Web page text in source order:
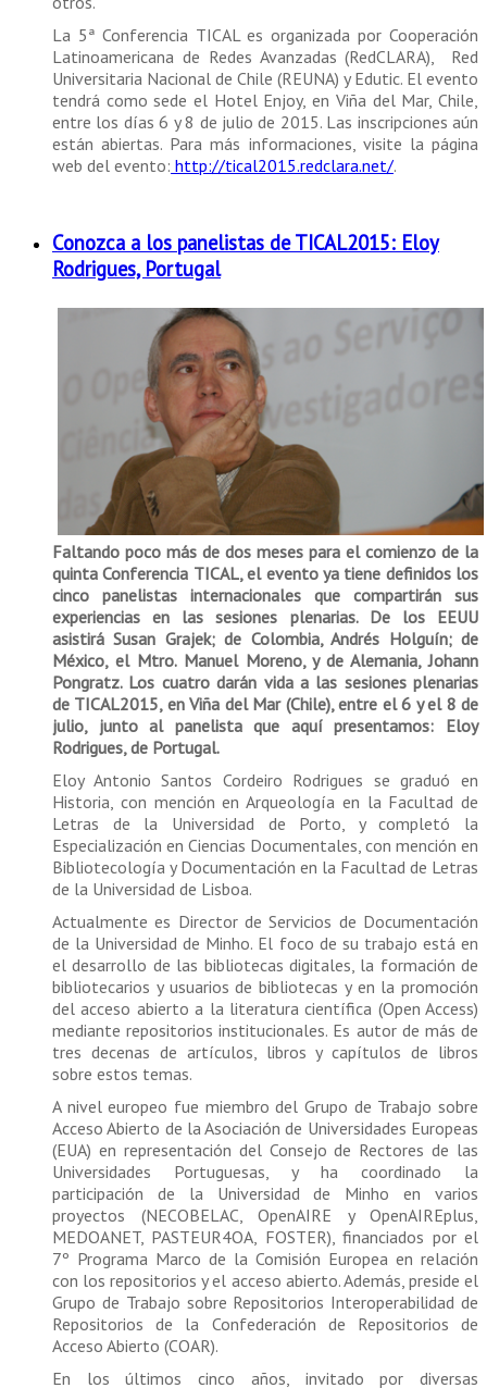
La 5ª Conferencia TICAL es organizada por Cooperación
Latinoamericana de Redes Avanzadas (RedCLARA), Red
Universitaria Nacional de Chile (REUNA) y Edutic. El evento
tendrá como sede el Hotel Enjoy, en Viña del Mar, Chile,
entre los días 6 y 8 de julio de 2015. Las inscripciones aún
están abiertas. Para más informaciones, visite la página
web del evento: http://tical2015.redclara.net/.
Conozca a los panelistas de TICAL2015: Eloy
Rodrigues, Portugal
Faltando poco más de dos meses para el comienzo de la
quinta Conferencia TICAL, el evento ya tiene definidos los
cinco panelistas internacionales que compartirán sus
experiencias en las sesiones plenarias. De los EEUU
asistirá Susan Grajek; de Colombia, Andrés Holguín; de
México, el Mtro. Manuel Moreno, y de Alemania, Johann
Pongratz. Los cuatro darán vida a las sesiones plenarias
de TICAL2015, en Viña del Mar (Chile), entre el 6 y el 8 de
julio, junto al panelista que aquí presentamos: Eloy
Rodrigues, de Portugal.
Eloy Antonio Santos Cordeiro Rodrigues se graduó en
Historia, con mención en Arqueología en la Facultad de
Letras de la Universidad de Porto, y completó la
Especialización en Ciencias Documentales, con mención en
Bibliotecología y Documentación en la Facultad de Letras
de la Universidad de Lisboa.
Actualmente es Director de Servicios de Documentación
de la Universidad de Minho. El foco de su trabajo está en
el desarrollo de las bibliotecas digitales, la formación de
bibliotecarios y usuarios de bibliotecas y en la promoción
del acceso abierto a la literatura científica (Open Access)
mediante repositorios institucionales. Es autor de más de
tres decenas de artículos, libros y capítulos de libros
sobre estos temas.
A nivel europeo fue miembro del Grupo de Trabajo sobre
Acceso Abierto de la Asociación de Universidades Europeas
(EUA) en representación del Consejo de Rectores de las
Universidades Portuguesas, y ha coordinado la
participación de la Universidad de Minho en varios
proyectos (NECOBELAC, OpenAIRE y OpenAIREplus,
MEDOANET, PASTEUR4OA, FOSTER), financiados por el
7º Programa Marco de la Comisión Europea en relación
con los repositorios y el acceso abierto. Además, preside el
Grupo de Trabajo sobre Repositorios Interoperabilidad de
Repositorios de la Confederación de Repositorios de
Acceso Abierto (COAR).
En los últimos cinco años, invitado por diversas